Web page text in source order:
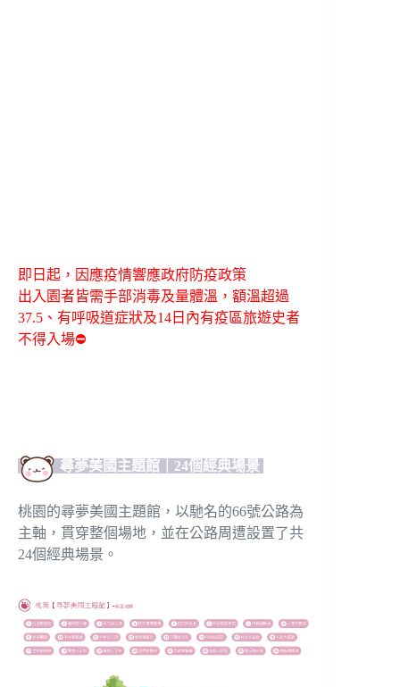
即日起，因應疫情響應政府防疫政策
出入園者皆需手部消毒及量體溫，額溫超過
37.5、有呼吸道症狀及14日內有疫區旅遊史者
不得入場⛔
尋夢美國主題館｜24個經典場景
桃園的尋夢美國主題館，以馳名的66號公路為
主軸，貫穿整個場地，並在公路周遭設置了共
24個經典場景。